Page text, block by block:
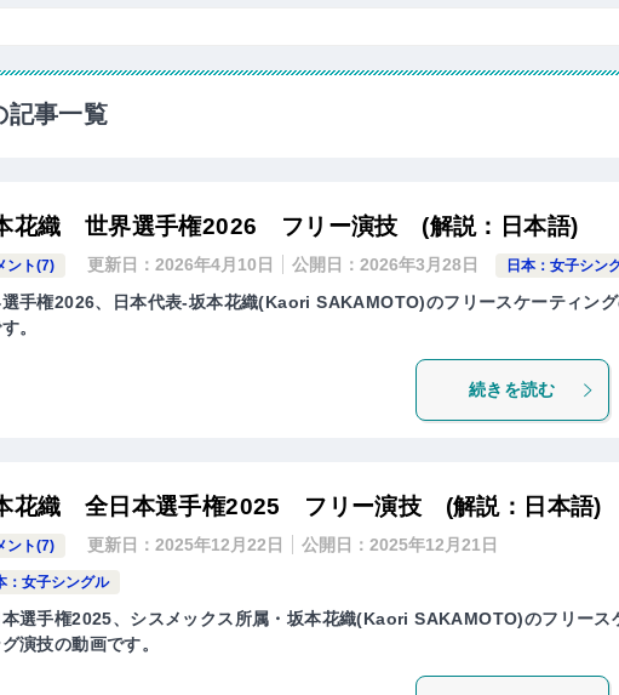
記事一覧
花織 世界選手権2026 フリー演技 (解説：日本語)
ント(7) 更新日：2026年4月10日 公開日：2026年3月28日 日本：女子シン
手権2026、日本代表-坂本花織(Kaori SAKAMOTO)のフリースケーティン
。
続きを読む
花織 全日本選手権2025 フリー演技 (解説：日本語)
ント(7) 更新日：2025年12月22日 公開日：2025年12月21日
：女子シングル
選手権2025、シスメックス所属・坂本花織(Kaori SAKAMOTO)のフリース
演技の動画です。